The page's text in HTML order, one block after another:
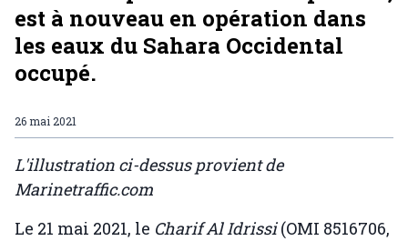
est à nouveau en opération dans
les eaux du Sahara Occidental
occupé.
26 mai 2021
L'illustration ci-dessus provient de
Marinetraffic.com
Le 21 mai 2021, le Charif Al Idrissi(OMI 8516706,